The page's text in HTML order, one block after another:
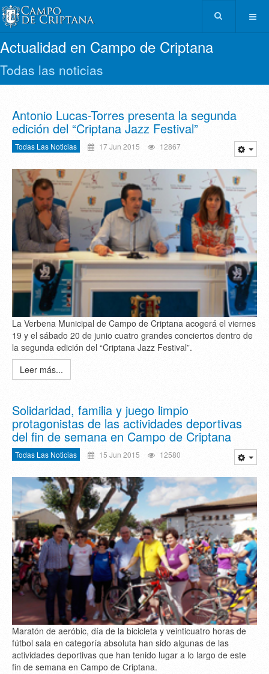
Actualidad en Campo de Criptana
Todas las noticias
Antonio Lucas-Torres presenta la segunda
edición del “Criptana Jazz Festival”
Todas Las Noticias 17 Jun 2015 12867
La Verbena Municipal de Campo de Criptana acogerá el viernes
19 y el sábado 20 de junio cuatro grandes conciertos dentro de
la segunda edición del “Criptana Jazz Festival”.
Leer más...
Solidaridad, familia y juego limpio
protagonistas de las actividades deportivas
del fin de semana en Campo de Criptana
Todas Las Noticias 15 Jun 2015 12580
Maratón de aeróbic, día de la bicicleta y veinticuatro horas de
fútbol sala en categoría absoluta han sido algunas de las
actividades deportivas que han tenido lugar a lo largo de este
fin de semana en Campo de Criptana.